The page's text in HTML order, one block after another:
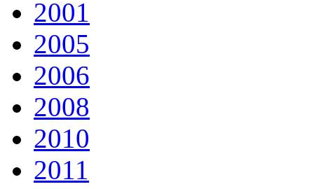
2001
2005
2006
2008
2010
2011